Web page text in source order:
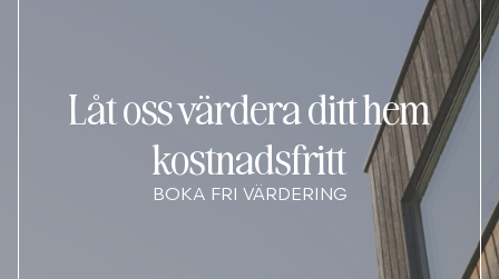
Låt oss värdera ditt hem
kostnadsfritt
BOKA FRI VÄRDERING